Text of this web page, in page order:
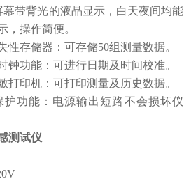
幕带背光的液晶显示，白天夜间均能
，操作简便。
性存储器：可存储50组测量数据。
钟功能：可进行日期及时间校准。
打印机：可打印测量及历史数据。
护功能：电源输出短路不会损坏仪
测试仪